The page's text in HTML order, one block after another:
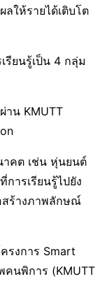
ให้รายได้เติบโต
รียนรู้เป็น 4 กลุ่ม
าน KMUTT
าคต เช่น หุ่นยนต์
ารเรียนรู้ไปยัง
สร้างภาพลักษณ์
รงการ Smart
คนพิการ (KMUTT